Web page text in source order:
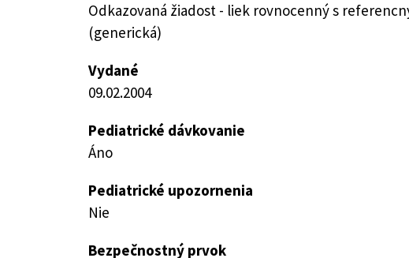
Odkazovaná žiadost - liek rovnocenný s
(generická)
Vydané
09.02.2004
Pediatrické dávkovanie
Áno
Pediatrické upozornenia
Nie
Bezpečnostný prvok